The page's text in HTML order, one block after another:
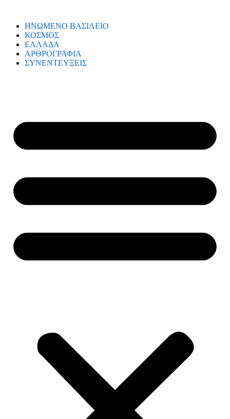
ΗΝΩΜΕΝΟ ΒΑΣΙΛΕΙΟ
ΚΟΣΜΟΣ
ΕΛΛΑΔΑ
ΑΡΘΡΟΓΡΑΦΙΑ
ΣΥΝΕΝΤΕΥΞΕΙΣ